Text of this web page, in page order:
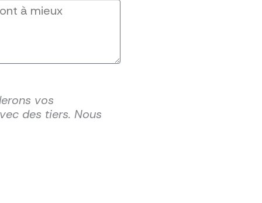
vos
des tiers. Nous